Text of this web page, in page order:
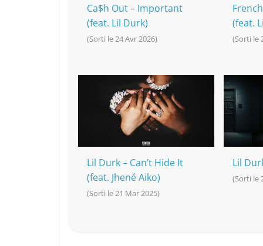
Ca$h Out – Important
(feat. Lil Durk)
(Sorti le 24 Avr 2026)
(feat.
(Sorti le
Lil Durk – Can’t Hide It
(feat. Jhené Aiko)
(Sorti le 21 Mar 2025)
Lil
(Sorti le